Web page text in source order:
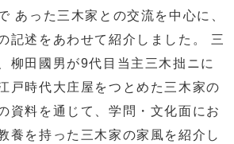
あった三木家との交流を中心に、
記述をあわせて紹介しました。 三
柳田國男が9代目当主三木拙ニに
戸時代大庄屋をつとめた三木家の
資料を通じて、学問・文化面にお
養を持った三木家の家風を紹介し